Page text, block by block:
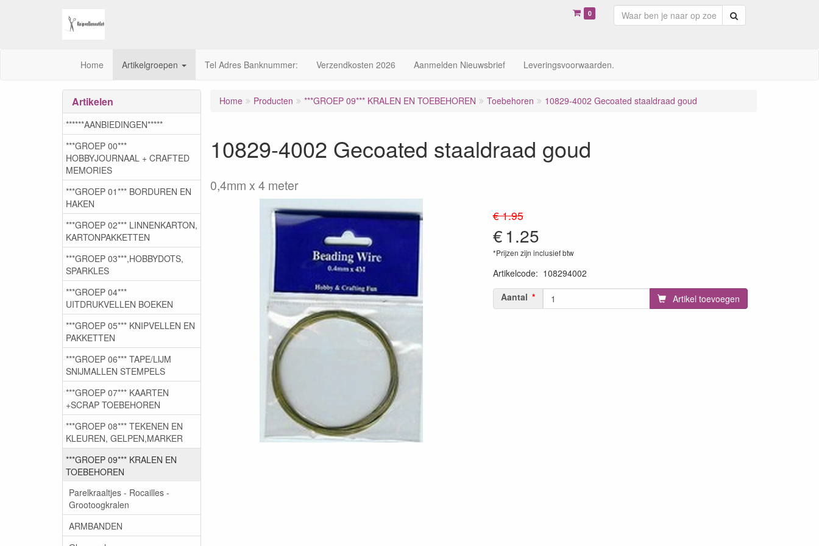
0
Home Artikelgroepen Tel Adres Banknummer: Verzendkosten 2026 Aanmelden Nieuwsbrief Leveringsvoorwaarden.
Home Producten ***GROEP 09*** KRALEN EN TOEBEHOREN Toebehoren 10829-4002 Gecoated staaldraad goud
10829-4002 Gecoated staaldraad goud
0,4mm x 4 meter
€ 1.95
€1.25
*Prijzen zijn inclusief btw
Artikelcode: 108294002
Aantal
Artikel toevoegen
Artikelen
******AANBIEDINGEN*****
***GROEP 00***
HOBBYJOURNAAL + CRAFTED
MEMORIES
***GROEP 01*** BORDUREN EN
HAKEN
***GROEP 02*** LINNENKARTON,
KARTONPAKKETTEN
***GROEP 03***,HOBBYDOTS,
SPARKLES
***GROEP 04***
UITDRUKVELLEN BOEKEN
***GROEP 05*** KNIPVELLEN EN
PAKKETTEN
***GROEP 06*** TAPE/LIJM
SNIJMALLEN STEMPELS
***GROEP 07*** KAARTEN
+SCRAP TOEBEHOREN
***GROEP 08*** TEKENEN EN
KLEUREN, GELPEN,MARKER
***GROEP 09*** KRALEN EN
TOEBEHOREN
Parelkraaltjes - Rocailles -
Grootoogkralen
ARMBANDEN